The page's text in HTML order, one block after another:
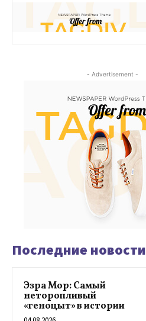
- Advertisement -
Последние новости
Эзра Мор: Самый
неторопливый
«геноцыт» в истории